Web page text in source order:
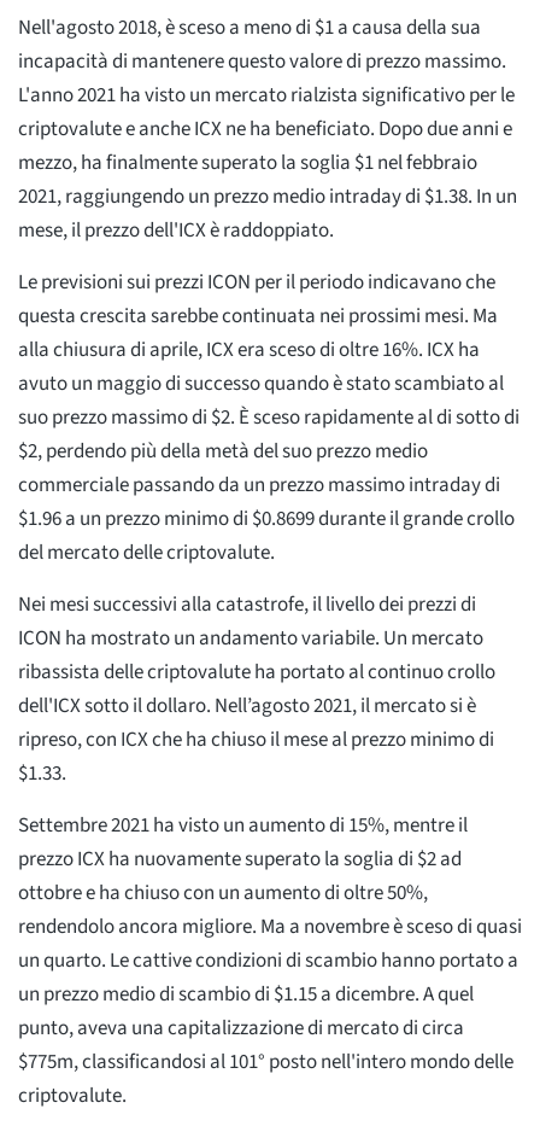
Nell'agosto 2018, è sceso a meno di $1 a causa della sua
incapacità di mantenere questo valore di prezzo massimo.
L'anno 2021 ha visto un mercato rialzista significativo per le
criptovalute e anche ICX ne ha beneficiato. Dopo due anni e
mezzo, ha finalmente superato la soglia $1 nel febbraio
2021, raggiungendo un prezzo medio intraday di $1.38. In un
mese, il prezzo dell'ICX è raddoppiato.
Le previsioni sui prezzi ICON per il periodo indicavano che
questa crescita sarebbe continuata nei prossimi mesi. Ma
alla chiusura di aprile, ICX era sceso di oltre 16%. ICX ha
avuto un maggio di successo quando è stato scambiato al
suo prezzo massimo di $2. È sceso rapidamente al di sotto di
$2, perdendo più della metà del suo prezzo medio
commerciale passando da un prezzo massimo intraday di
$1.96 a un prezzo minimo di $0.8699 durante il grande crollo
del mercato delle criptovalute.
Nei mesi successivi alla catastrofe, il livello dei prezzi di
ICON ha mostrato un andamento variabile. Un mercato
ribassista delle criptovalute ha portato al continuo crollo
dell'ICX sotto il dollaro. Nell’agosto 2021, il mercato si è
ripreso, con ICX che ha chiuso il mese al prezzo minimo di
$1.33.
Settembre 2021 ha visto un aumento di 15%, mentre il
prezzo ICX ha nuovamente superato la soglia di $2 ad
ottobre e ha chiuso con un aumento di oltre 50%,
rendendolo ancora migliore. Ma a novembre è sceso di quasi
un quarto. Le cattive condizioni di scambio hanno portato a
un prezzo medio di scambio di $1.15 a dicembre. A quel
punto, aveva una capitalizzazione di mercato di circa
$775m, classificandosi al 101° posto nell'intero mondo delle
criptovalute.